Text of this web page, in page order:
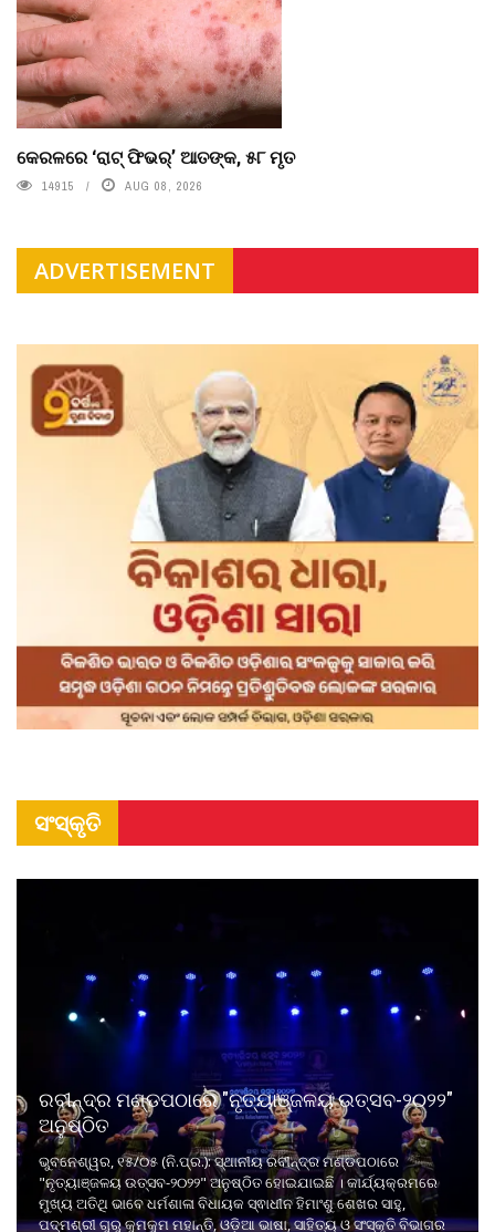
କେରଳରେ ‘ରାଟ୍ ଫିଭର୍’ ଆତଙ୍କ, ୫୮ ମୃତ
14915 AUG 08, 2026
ADVERTISEMENT
ସଂସ୍କୃତି
ରବୀନ୍ଦ୍ର ମଣ୍ଡପଠାରେ "ନୃତ୍ୟାଞ୍ଜଳୟ ଉତ୍ସବ-୨୦୨୨"
ଅନୁଷ୍ଠିତ
ଭୁବନେଶ୍ୱର, ୧୫/୦୫ (ନି.ପ୍ର.): ସ୍ଥାନୀୟ ରବୀନ୍ଦ୍ର ମଣ୍ଡପଠାରେ
"ନୃତ୍ୟାଞ୍ଜଳୟ ଉତ୍ସବ-୨୦୨୨" ଅନୁଷ୍ଠିତ ହୋଇଯାଇଛି । କାର୍ଯ୍ୟକ୍ରମରେ
ମୁଖ୍ୟ ଅତିଥି ଭାବେ ଧର୍ମଶାଳା ବିଧାୟକ ସ୍ଵାଧୀନ ହିମାଂଶୁ ଶେଖର ସାହୁ,
ପଦ୍ମଶ୍ରୀ ଗୁରୁ କୁମକୁମ ମହାନ୍ତି, ଓଡ଼ିଆ ଭାଷା, ସାହିତ୍ୟ ଓ ସଂସ୍କୃତି ବିଭାଗର